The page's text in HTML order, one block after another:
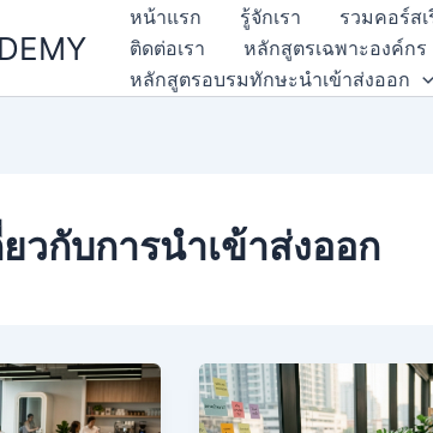
หน้าแรก รู้จักเรา รวมคอร์ส
ติดต่อเรา
หลักสูตรเฉพาะองค์ก
หลักสูตรอบรมทักษะนำเข้าส่งออก
วกับการนำเข้าส่งออก